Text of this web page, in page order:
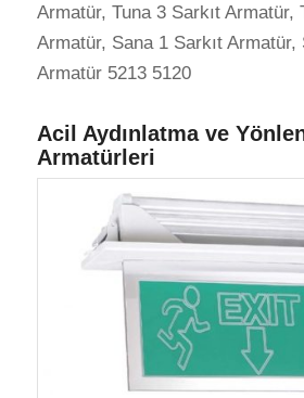
Armatür, Tuna 3 Sarkıt Armatür,
Armatür, Sana 1 Sarkıt Armatür,
Armatür 5213 5120
Acil Aydınlatma ve
Armatürleri